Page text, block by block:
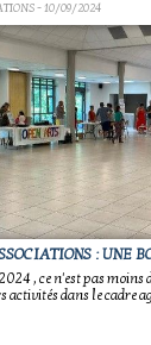
- 10/09/2024
: UNE
, ce n'est pas moins
dans le cadre